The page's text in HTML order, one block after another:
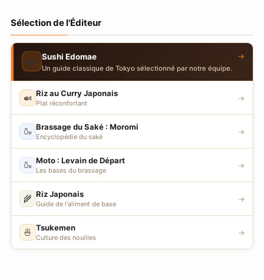
Sélection de l'Éditeur
🍣 Sushi Edomae
Un guide classique de Tokyo sélectionné par notre équipe.
→
🍛 Riz au Curry Japonais
Plat réconfortant
→
🍶 Brassage du Saké : Moromi
Encyclopédie du saké
→
🍶 Moto : Levain de Départ
Les bases du brassage
→
🌾 Riz Japonais
Guide de l'aliment de base
→
🍜 Tsukemen
Culture des nouilles
→